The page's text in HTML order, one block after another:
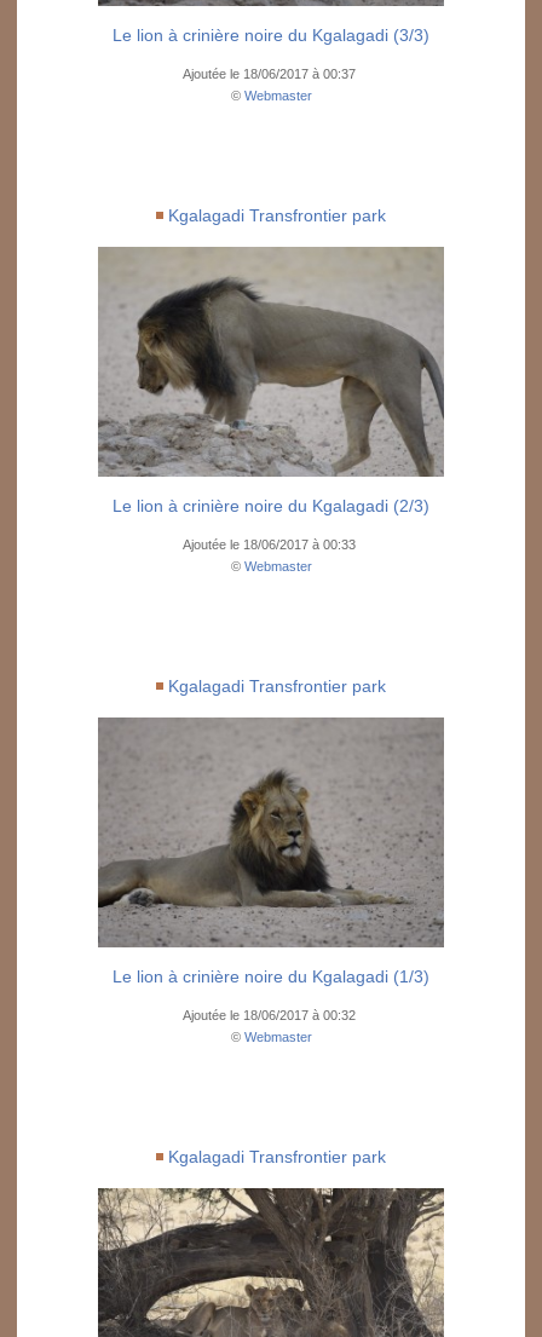
Le lion à crinière noire du Kgalagadi (3/3)
Ajoutée le 18/06/2017 à 00:37
© Webmaster
Kgalagadi Transfrontier park
Le lion à crinière noire du Kgalagadi (2/3)
Ajoutée le 18/06/2017 à 00:33
© Webmaster
Kgalagadi Transfrontier park
Le lion à crinière noire du Kgalagadi (1/3)
Ajoutée le 18/06/2017 à 00:32
© Webmaster
Kgalagadi Transfrontier park